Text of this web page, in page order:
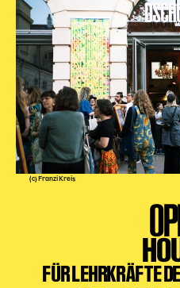
(c) Franzi Kreis
FÜR LEHRKRÄFTE